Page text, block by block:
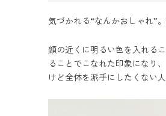
気づかれる“なんかおしゃれ”
顔の近くに明るい色を入れる
ることでこなれた印象になり
けど全体を派手にしたくない